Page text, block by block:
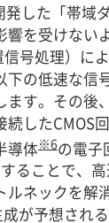
発した「帯域
響を受けない
信号処理）に
下の低速な信
ます。その後
続したCMOS
導体※6の電子
ることで、
ルネックを解
成が予想され